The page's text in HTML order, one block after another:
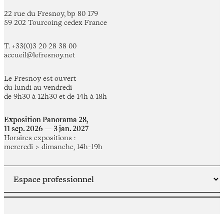
22 rue du Fresnoy, bp 80 179
59 202 Tourcoing cedex France
T. +33(0)3 20 28 38 00
accueil@lefresnoy.net
Le Fresnoy est ouvert
du lundi au vendredi
de 9h30 à 12h30 et de 14h à 18h
Exposition Panorama 28,
11 sep. 2026 — 3 jan. 2027
Horaires expositions :
mercredi > dimanche, 14h-19h